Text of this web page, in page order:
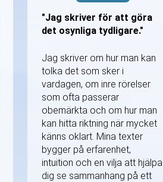
"Jag skriver för att göra
det osynliga tydligare."
Jag skriver om hur man kan
tolka det som sker i
vardagen, om inre rörelser
som ofta passerar
obemärkta och om hur man
kan hitta riktning när mycket
känns oklart. Mina texter
bygger på erfarenhet,
intuition och en vilja att hjälpa
dig se sammanhang på ett